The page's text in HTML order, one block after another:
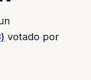
votado por